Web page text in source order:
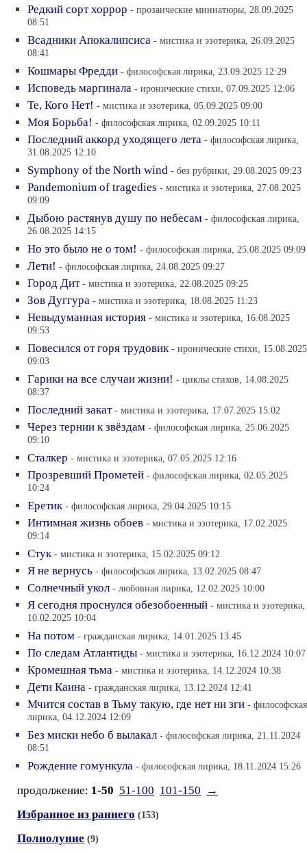
Редкий сорт хоррор - прозаические миниатюры, 28.09.2025
08:51
Всадники Апокалипсиса - мистика и эзотерика, 26.09.2025
08:41
Кошмары Фредди - философская лирика, 23.09.2025 12:29
Исповедь маргинала - иронические стихи, 07.09.2025 12:06
Те, Кого Нет! - мистика и эзотерика, 05.09.2025 09:00
Моя Борьба! - философская лирика, 02.09.2025 10:11
Последний аккорд уходящего лета - философская лирика,
31.08.2025 12:10
Symphony of the North wind - без рубрики, 29.08.2025 09:23
Рandemonium of tragedies - мистика и эзотерика, 27.08.2025
09:09
Дыбою растянув душу по небесам - философская лирика,
26.08.2025 14:15
Но это было не о том! - философская лирика, 25.08.2025 09:09
Лети! - философская лирика, 24.08.2025 09:27
Город Дит - мистика и эзотерика, 22.08.2025 09:25
Зов Дуггура - мистика и эзотерика, 18.08.2025 11:23
Невыдуманная история - мистика и эзотерика, 16.08.2025
09:53
Повесился от горя трудовик - иронические стихи, 15.08.2025
09:03
Гарики на все случаи жизни! - циклы стихов, 14.08.2025
08:37
Последний закат - мистика и эзотерика, 17.07.2025 15:02
Через тернии к звёздам - философская лирика, 25.06.2025
09:10
Сталкер - мистика и эзотерика, 07.05.2025 12:16
Прозревший Прометей - философская лирика, 02.05.2025
10:24
Еретик - философская лирика, 29.04.2025 10:15
Интимная жизнь обоев - мистика и эзотерика, 17.02.2025
09:14
Стук - мистика и эзотерика, 15.02.2025 09:12
Я не вернусь - философская лирика, 13.02.2025 08:47
Солнечный укол - любовная лирика, 12.02.2025 10:00
Я сегодня проснулся обезобоенный - мистика и эзотерика,
10.02.2025 10:04
На потом - гражданская лирика, 14.01.2025 13:45
По следам Атлантиды - мистика и эзотерика, 16.12.2024 10:07
Кромешная тьма - мистика и эзотерика, 14.12.2024 10:38
Дети Каина - гражданская лирика, 13.12.2024 12:41
Мчится состав в Тьму такую, где нет ни зги - философская
лирика, 04.12.2024 12:09
Без миски небо б вылакал - философская лирика, 21.11.2024
08:51
Рождение гомункула - философская лирика, 18.11.2024 15:26
продолжение: 1-50 51-100 101-150
→
Избранное из раннего (153)
Полнолуние (9)